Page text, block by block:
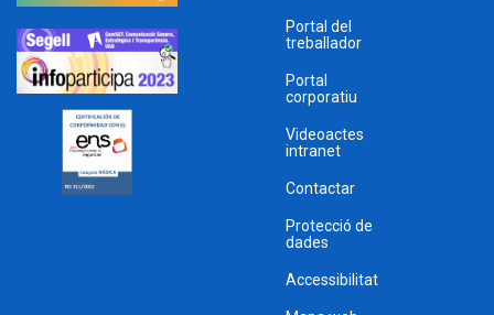
Portal del
treballador
Portal
corporatiu
Videoactes
intranet
Contactar
Protecció de
dades
Accessibilitat